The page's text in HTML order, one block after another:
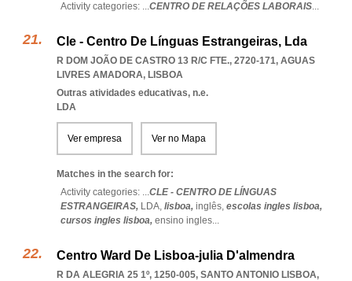
Activity categories: ...CENTRO DE RELAÇÕES LABORAIS...
Cle - Centro De Línguas Estrangeiras, Lda
R DOM JOÃO DE CASTRO 13 R/C FTE., 2720-171, AGUAS
LIVRES AMADORA, LISBOA
Outras atividades educativas, n.e.
LDA
Ver empresa Ver no Mapa
Matches in the search for:
Activity categories: ...CLE - CENTRO DE LÍNGUAS
ESTRANGEIRAS, LDA, lisboa, inglês, escolas ingles lisboa,
cursos ingles lisboa, ensino ingles...
Centro Ward De Lisboa-julia D'almendra
R DA ALEGRIA 25 1º, 1250-005, SANTO ANTONIO LISBOA,